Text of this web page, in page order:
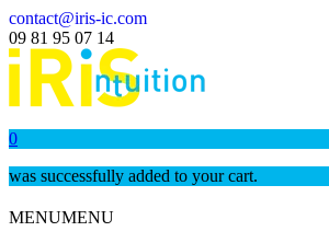
contact@iris-ic.com
09 81 95 07 14
0
was successfully added to your cart.
MENUMENU